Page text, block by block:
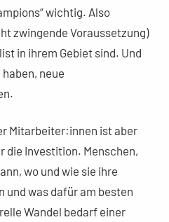
wichtig. Also
zwingende Voraussetzung)
in ihrem Gebiet sind. Und
neue
Mitarbeiter:innen ist aber
die Investition. Menschen,
wo und wie sie ihre
und was dafür am besten
Wandel bedarf einer